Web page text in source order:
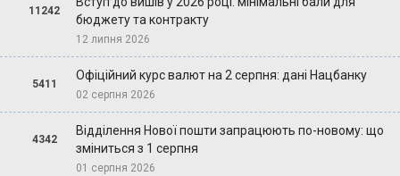
11242
бюджету та контракту
12 липня 2026
5411
Офіційний курс валют на 2 серпня: дані Нацбанку
02 серпня 2026
4342
Відділення Нової пошти запрацюють по-новому: що
зміниться з 1 серпня
01 серпня 2026